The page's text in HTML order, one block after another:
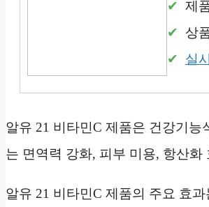
제
상
실
알유 21 비타민C 제품은 건강기
는 면역력 강화, 피부 미용, 항산
알유 21 비타민C 제품의 주요 효